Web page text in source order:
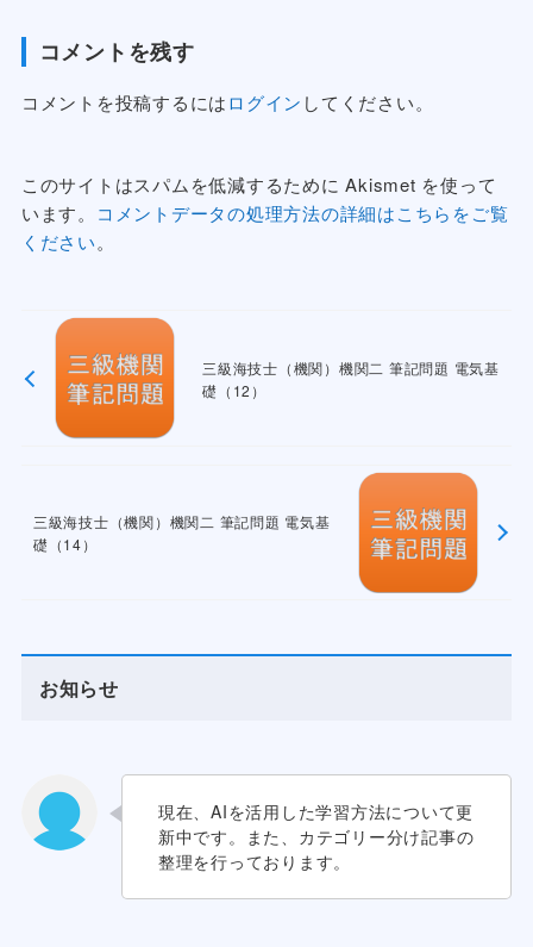
コメントを残す
コメントを投稿するにはログイン してください。
このサイトはスパムを低減するために Akismet を使って
います。 コメントデータの処理方法の詳細はこちらをご覧
ください。
三級海技士（機関）機関二 筆記問題 電気基
礎（12）
三級海技士（機関）機関二 筆記問題 電気基
礎（14）
お知らせ
現在、AIを活用した学習方法について更
新中です。また、カテゴリー分け記事の
整理を行っております。